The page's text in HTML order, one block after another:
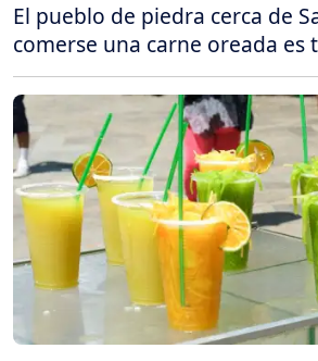
El pueblo de piedra cerca de
comerse una carne oreada es